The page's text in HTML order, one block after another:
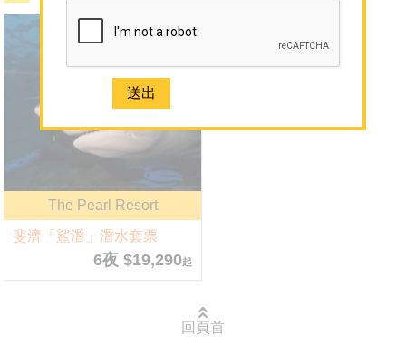
免費取得 Sun N Sea 最新資訊
2926 1668(旺角)
Pacific Harbour
The Pearl Resort
斐濟「鯊潛」潛水套票
6夜 $19,290起
回頁首